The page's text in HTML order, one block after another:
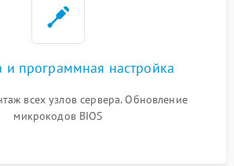
и программная настройка
всех узлов сервера. Обновление
микрокодов BIOS